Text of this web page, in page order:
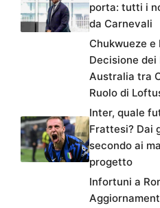
porta: tutti i
da Carnevali
Chukwueze e
Decisione dei
Australia tra
Ruolo di
Inter, quale
Frattesi? Dai
secondo ai
progetto
Infortuni a